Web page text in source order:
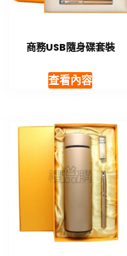
商務USB隨身碟套裝
查看內容